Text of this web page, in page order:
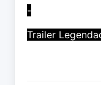
-
Trailer